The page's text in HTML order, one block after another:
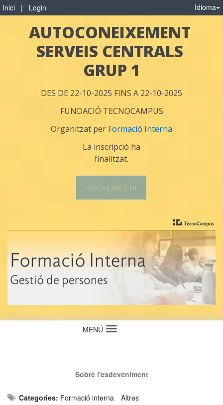
Inici | Login Idioma
AUTOCONEIXEMENT
SERVEIS CENTRALS
GRUP 1
DES DE 22-10-2025 FINS A 22-10-2025
FUNDACIÓ TECNOCAMPUS
Organitzat per Formació Interna
La inscripció ha
finalitzat.
INSCRIURE-S'HI
MENÚ Idioma
Sobre l'esdeveniment
Categories: Formació interna
Altres